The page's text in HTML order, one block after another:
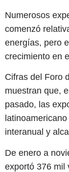
Numerosos
comenzó
energías, pero
crecimiento en
Cifras del Foro
muestran que,
pasado, las
interanual y
De enero a
exportó 376 mil